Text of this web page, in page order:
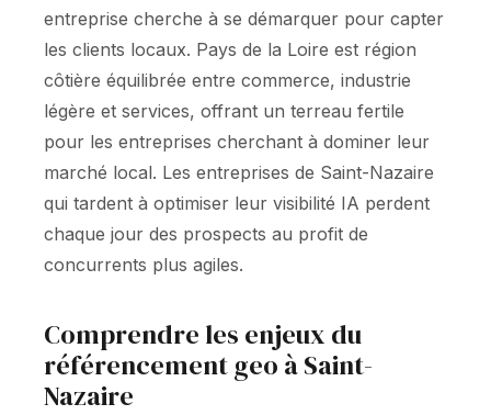
entreprise cherche à se démarquer pour capter
les clients locaux. Pays de la Loire est région
côtière équilibrée entre commerce, industrie
légère et services, offrant un terreau fertile
pour les entreprises cherchant à dominer leur
marché local. Les entreprises de Saint-Nazaire
qui tardent à optimiser leur visibilité IA perdent
chaque jour des prospects au profit de
concurrents plus agiles.
Comprendre les enjeux du
référencement geo à Saint-
Nazaire